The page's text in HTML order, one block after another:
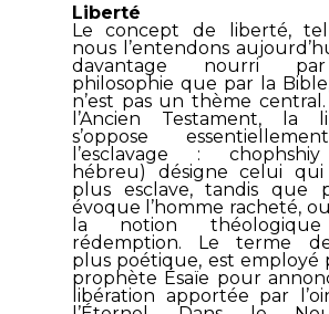
Liberté
Le concept de liberté,
nous l’entendons
davantage nourri
philosophie que par la
n’est pas un thème central.
l’Ancien Testament, la
s’oppose
l’esclavage : chophshiy
hébreu) désigne celui qui
plus esclave, tandis que
évoque l’homme racheté,
la notion
rédemption. Le terme
plus poétique, est employé
prophète Ésaïe pour
libération apportée par